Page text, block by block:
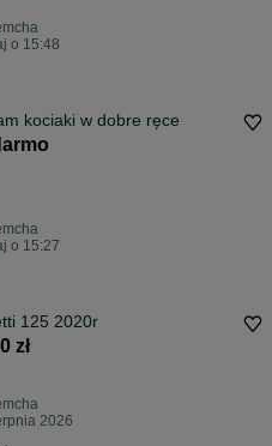
o 15:48
kociaki w dobre ręce
o 15:27
125 2020r
zł
2026